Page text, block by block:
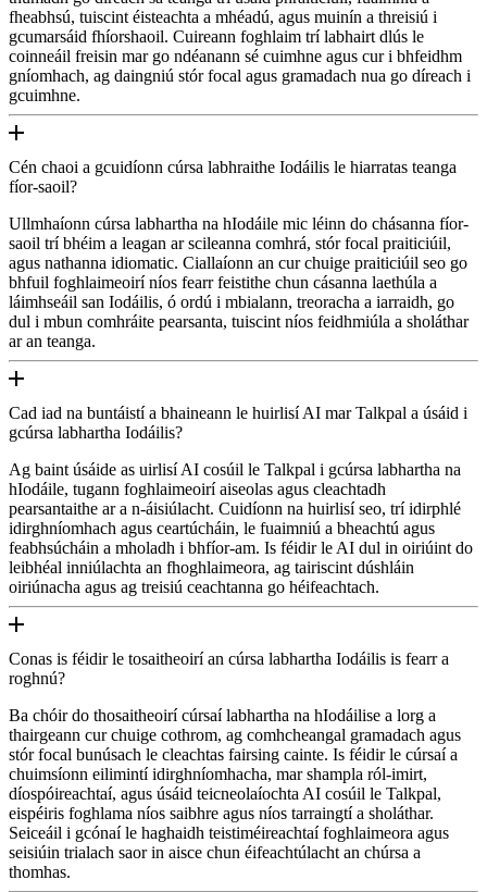
fheabhsú, tuiscint éisteachta a mhéadú, agus muinín a threisiú i
gcumarsáid fhíorshaoil. Cuireann foghlaim trí labhairt dlús le
coinneáil freisin mar go ndéanann sé cuimhne agus cur i bhfeidhm
gníomhach, ag daingniú stór focal agus gramadach nua go díreach i
gcuimhne.
Cén chaoi a gcuidíonn cúrsa labhraithe Iodáilis le hiarratas teanga
fíor-saoil?
Ullmhaíonn cúrsa labhartha na hIodáile mic léinn do chásanna fíor-
saoil trí bhéim a leagan ar scileanna comhrá, stór focal praiticiúil,
agus nathanna idiomatic. Ciallaíonn an cur chuige praiticiúil seo go
bhfuil foghlaimeoirí níos fearr feistithe chun cásanna laethúla a
láimhseáil san Iodáilis, ó ordú i mbialann, treoracha a iarraidh, go
dul i mbun comhráite pearsanta, tuiscint níos feidhmiúla a sholáthar
ar an teanga.
Cad iad na buntáistí a bhaineann le huirlisí AI mar Talkpal a úsáid i
gcúrsa labhartha Iodáilis?
Ag baint úsáide as uirlisí AI cosúil le Talkpal i gcúrsa labhartha na
hIodáile, tugann foghlaimeoirí aiseolas agus cleachtadh
pearsantaithe ar a n-áisiúlacht. Cuidíonn na huirlisí seo, trí idirphlé
idirghníomhach agus ceartúcháin, le fuaimniú a bheachtú agus
feabhsúcháin a mholadh i bhfíor-am. Is féidir le AI dul in oiriúint do
leibhéal inniúlachta an fhoghlaimeora, ag tairiscint dúshláin
oiriúnacha agus ag treisiú ceachtanna go héifeachtach.
Conas is féidir le tosaitheoirí an cúrsa labhartha Iodáilis is fearr a
roghnú?
Ba chóir do thosaitheoirí cúrsaí labhartha na hIodáilise a lorg a
thairgeann cur chuige cothrom, ag comhcheangal gramadach agus
stór focal bunúsach le cleachtas fairsing cainte. Is féidir le cúrsaí a
chuimsíonn eilimintí idirghníomhacha, mar shampla ról-imirt,
díospóireachtaí, agus úsáid teicneolaíochta AI cosúil le Talkpal,
eispéiris foghlama níos saibhre agus níos tarraingtí a sholáthar.
Seiceáil i gcónaí le haghaidh teistiméireachtaí foghlaimeora agus
seisiúin trialach saor in aisce chun éifeachtúlacht an chúrsa a
thomhas.